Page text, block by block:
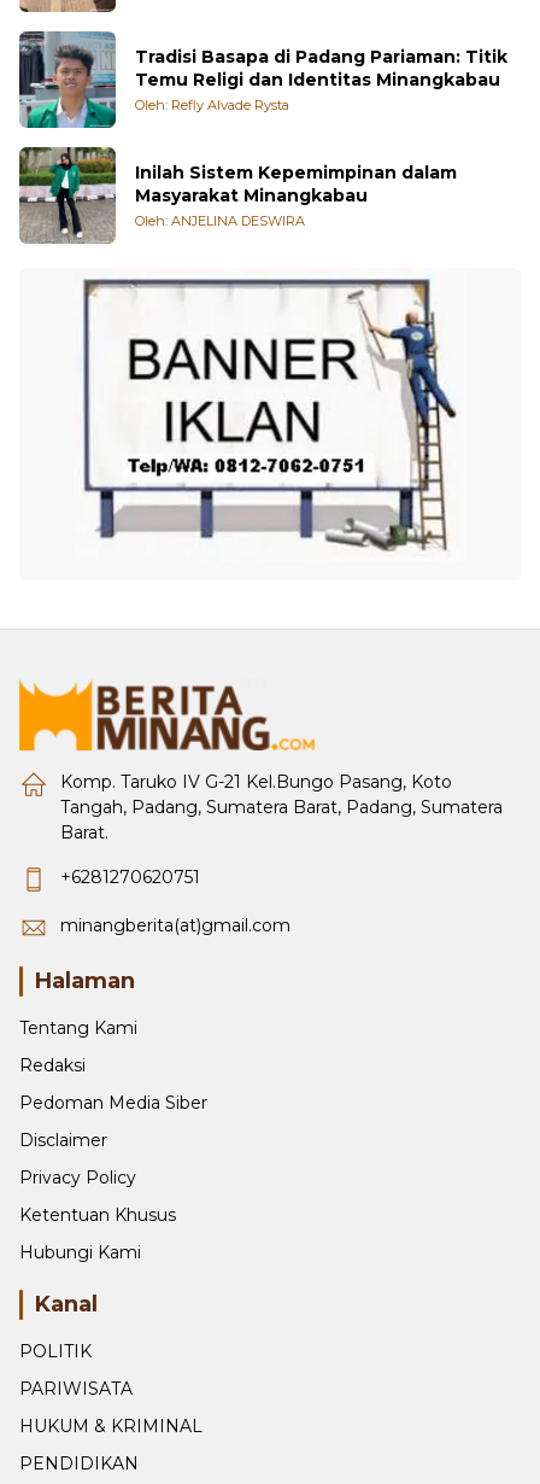
Tradisi Basapa di Padang Pariaman: Titik
Temu Religi dan Identitas Minangkabau
Oleh: Refly Alvade Rysta
Inilah Sistem Kepemimpinan dalam
Masyarakat Minangkabau
Oleh: ANJELINA DESWIRA
Komp. Taruko IV G-21 Kel.Bungo Pasang, Koto
Tangah, Padang, Sumatera Barat, Padang, Sumatera
Barat.
+6281270620751
minangberita(at)gmail.com
Halaman
Tentang Kami
Redaksi
Pedoman Media Siber
Disclaimer
Privacy Policy
Ketentuan Khusus
Hubungi Kami
Kanal
POLITIK
PARIWISATA
HUKUM & KRIMINAL
PENDIDIKAN